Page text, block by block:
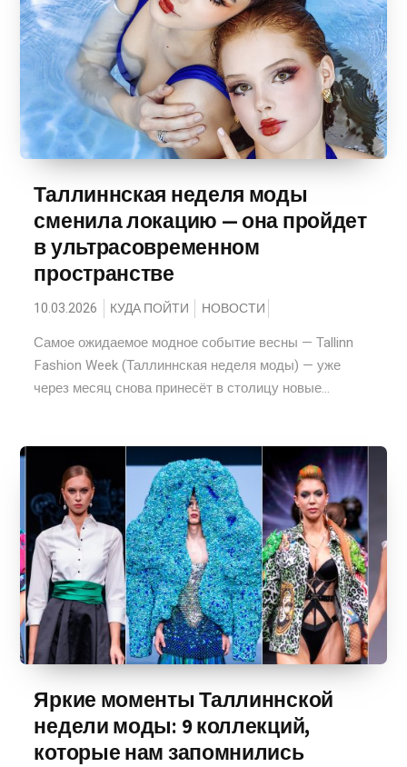
Таллиннская неделя моды
сменила локацию — она пройдет
в ультрасовременном
пространстве
10.03.2026 КУДА ПОЙТИ НОВОСТИ
Самое ожидаемое модное событие весны — Tallinn
Fashion Week (Таллиннская неделя моды) — уже
через месяц снова принесёт в столицу новые...
Яркие моменты Таллиннской
недели моды: 9 коллекций,
которые нам запомнились